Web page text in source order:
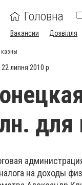
Головна
Вакансии Дозвілля
липня 2010 р.
для
на доходы